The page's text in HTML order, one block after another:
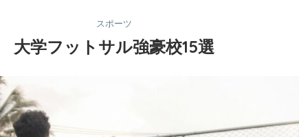
スポーツ
大学フットサル強豪校15選